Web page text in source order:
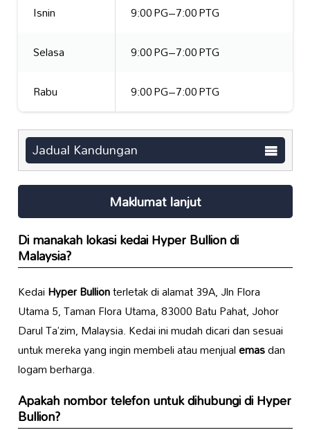
Isnin
9:00 PG–7:00 PTG
Selasa
9:00 PG–7:00 PTG
Rabu
9:00 PG–7:00 PTG
Jadual Kandungan
Maklumat lanjut
Di manakah lokasi kedaiHyper Bulliondi
Malaysia?
KedaiHyper Bullionterletak di alamat 39A, Jln Flora
Utama 5, Taman Flora Utama, 83000 Batu Pahat, Johor
Darul Ta’zim, Malaysia. Kedai ini mudah dicari dan sesuai
untuk mereka yang ingin membeli atau menjualemasdan
logam berharga.
Apakah nombor telefon untuk dihubungi diHyper
Bullion?